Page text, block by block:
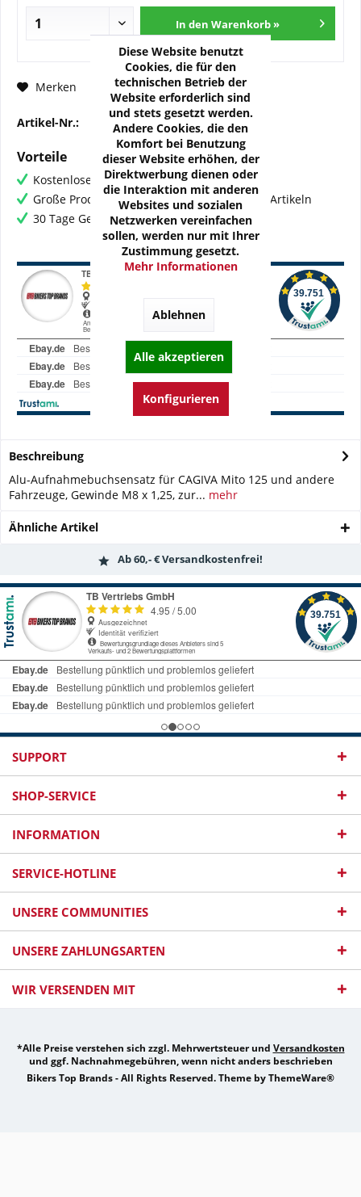
In den Warenkorb »
Merken Fragen zum Artikel?
Artikel-Nr.: FG-SP04
Vorteile
Kostenloser Versand ab € 60,- Bestellwert
Große Produktauswahl mit mehr als 80.000 Artikeln
30 Tage Geld-Zurück-Garantie
Beschreibung
Alu-Aufnahmebuchsensatz für CAGIVA Mito 125 und andere
Fahrzeuge, Gewinde M8 x 1,25, zur... mehr
Ähnliche Artikel
Ab 60,- € Versandkostenfrei!
SUPPORT
SHOP-SERVICE
INFORMATION
SERVICE-HOTLINE
UNSERE COMMUNITIES
UNSERE ZAHLUNGSARTEN
WIR VERSENDEN MIT
*Alle Preise verstehen sich zzgl. Mehrwertsteuer und Versandkosten
und ggf. Nachnahmegebühren, wenn nicht anders beschrieben
Bikers Top Brands - All Rights Reserved. Theme byThemeWare®
Diese Website benutzt
Cookies, die für den
technischen Betrieb der
Website erforderlich sind
und stets gesetzt werden.
Andere Cookies, die den
Komfort bei Benutzung
dieser Website erhöhen, der
Direktwerbung dienen oder
die Interaktion mit anderen
Websites und sozialen
Netzwerken vereinfachen
sollen, werden nur mit Ihrer
Zustimmung gesetzt.
Mehr Informationen
Ablehnen
Alle akzeptieren
Konfigurieren